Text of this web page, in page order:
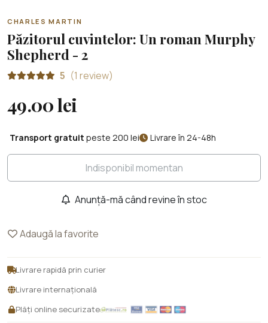
CHARLES MARTIN
Păzitorul cuvintelor: Un roman Murphy
Shepherd - 2
5 (1 review)
49.00 lei
Transport gratuit peste 200 lei Livrare în 24-48h
Indisponibil momentan
Anunță-mă când revine în stoc
Adaugă la favorite
Livrare rapidă prin curier
Livrare internațională
Plăți online securizate